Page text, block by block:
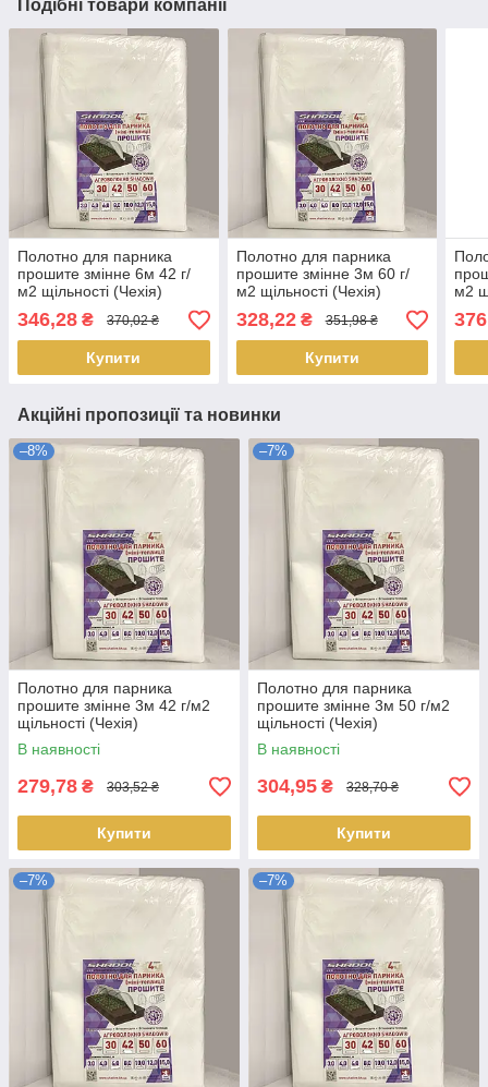
Подібні товари компанії
Полотно для парника
прошите змінне 6м 42 г/
м2 щільності (Чехія)
346,28 ₴ 370,02 ₴
Купити
Полотно для парника
прошите змінне 3м 60 г/
м2 щільності (Чехія)
328,22₴ 351,98 ₴
Купити
м2
Акційні пропозиції та новинки
–8%
Полотно для парника
прошите змінне 3м 42 г/м2
щільності (Чехія)
В наявності
279,78 ₴ 303,52 ₴
Купити
–7%
Полотно для парника
прошите змінне 3м 50 г/м2
щільності (Чехія)
В наявності
304,95 ₴ 328,70 ₴
Купити
–7% –7%